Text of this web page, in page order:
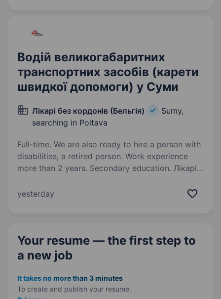
Водій великогабаритних
транспортних засобів (карети
швидкої допомоги) у Суми
Лікарі без кордонів (Бельгія)
Sumy,
searching in Poltava
Full-time. We are also ready to hire a person with
disabilities, a retired person. Work experience
more than 2 years. Secondary education. Лікарі
Бельгія в Україні DRIVER HEAVY DUTY —
yesterday
Your resume — the first step to
a new job
It takes no more than 3 minutes
To create and publish your resume.